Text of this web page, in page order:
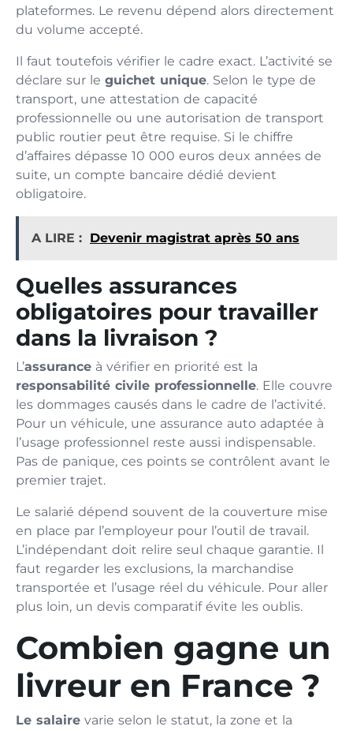
plateformes. Le revenu dépend alors directement
du volume accepté.
Il faut toutefois vérifier le cadre exact. L’activité se
déclare sur le guichet unique. Selon le type de
transport, une attestation de capacité
professionnelle ou une autorisation de transport
public routier peut être requise. Si le chiffre
d’affaires dépasse 10 000 euros deux années de
suite, un compte bancaire dédié devient
obligatoire.
A LIRE : Devenir magistrat après 50 ans
Quelles assurances
obligatoires pour travailler
dans la livraison ?
L’assurance à vérifier en priorité est la
responsabilité civile professionnelle. Elle couvre
les dommages causés dans le cadre de l’activité.
Pour un véhicule, une assurance auto adaptée à
l’usage professionnel reste aussi indispensable.
Pas de panique, ces points se contrôlent avant le
premier trajet.
Le salarié dépend souvent de la couverture mise
en place par l’employeur pour l’outil de travail.
L’indépendant doit relire seul chaque garantie. Il
faut regarder les exclusions, la marchandise
transportée et l’usage réel du véhicule. Pour aller
plus loin, un devis comparatif évite les oublis.
Combien gagne un
livreur en France ?
Le salaire varie selon le statut, la zone et la